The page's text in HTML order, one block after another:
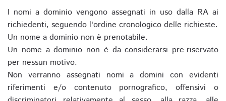
I nomi a dominio vengono assegnati in uso dalla RA ai
richiedenti, seguendo l'ordine cronologico delle richieste.
Un nome a dominio non è prenotabile.
Un nome a dominio non è da considerarsi pre-riservato
per nessun motivo.
Non verranno assegnati nomi a domini con evidenti
riferimenti e/o contenuto pornografico, offensivi o